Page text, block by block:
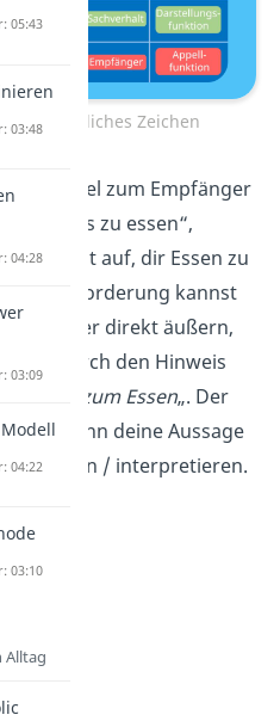
sprachliches Zeichen
Beispiel zum Empfänger
mir etwas zu essen“,
damit auf, dir Essen zu
eine Aufforderung kannst
weniger direkt äußern,
nur durch den Hinweis
etwas zum Essen„. Der
dann deine Aussage
deuten / interpretieren.
05:43
03:48
04:28
03:09
04:22
03:10
Alltag